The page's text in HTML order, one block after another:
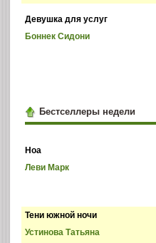
Девушка для услуг
Боннек Сидони
Бестселлеры недели
Ноа
Леви Марк
Тени южной ночи
Устинова Татьяна